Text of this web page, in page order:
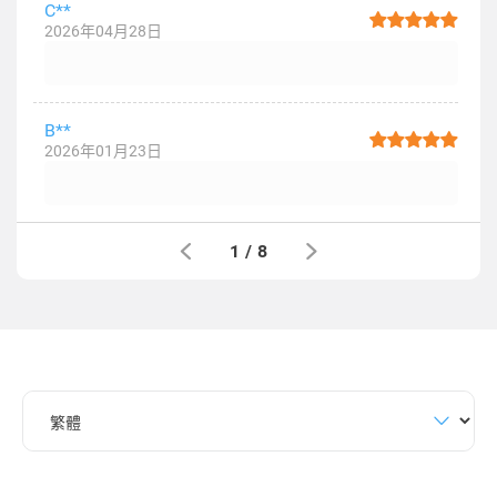
C**
2026年04月28日
B**
2026年01月23日
1 / 8